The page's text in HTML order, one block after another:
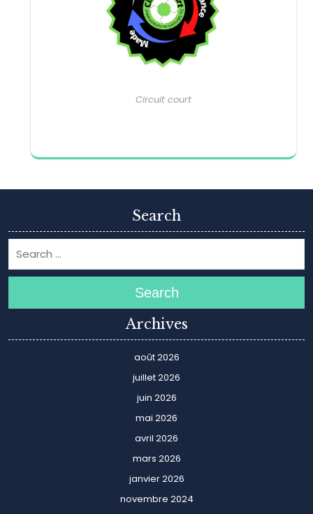
Circuit court
Search
Search
Archives
août 2026
juillet 2026
juin 2026
mai 2026
avril 2026
mars 2026
janvier 2026
novembre 2024